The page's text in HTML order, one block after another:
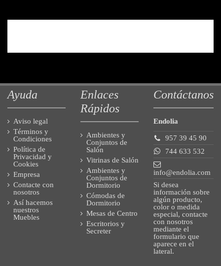
Ayuda
Aviso legal
Términos y
Condiciones
Política de
Privacidad y
Cookies
Empresa
Contacte con
nosotros
Así hacemos
nuestros
Muebles
Enlaces
Rápidos
Ambientes y
Conjuntos de
Salón
Vitrinas de Salón
Ambientes y
Conjuntos de
Dormitorio
Cómodas de
Dormitorio
Mesas de Centro
Escritorios y
Secreter
Contáctanos
Endolia
957 39 45 90
744 633 532
info@endolia.com
Si desea
información sobre
algún producto,
color o medida
especial, contacte
con nosotros
mediante el
formulario que
aparece en el
lateral.